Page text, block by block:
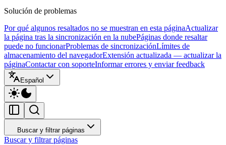
Solución de problemas
Por qué algunos resaltados no se muestran en esta páginaActualizar
la página tras la sincronización en la nubePáginas donde resaltar
puede no funcionarProblemas de sincronizaciónLímites de
almacenamiento del navegadorExtensión actualizada — actualizar la
páginaContactar con soporteInformar errores y enviar feedback
Español
Buscar y filtrar páginas
Buscar y filtrar páginas